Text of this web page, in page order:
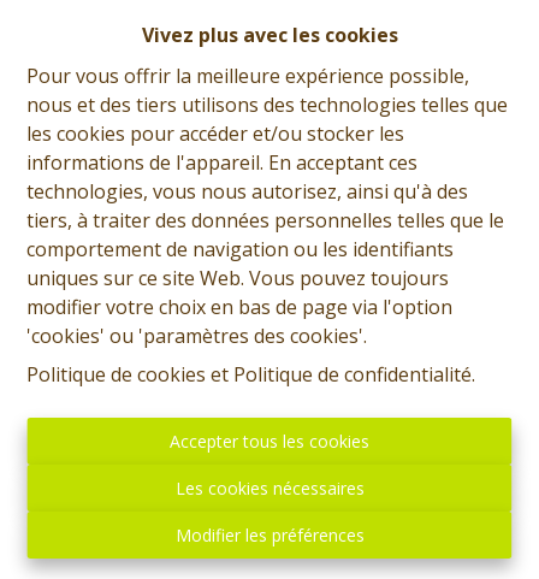
Vivez plus avec les cookies
Pour vous offrir la meilleure expérience possible,
nous et des tiers utilisons des technologies telles que
les cookies pour accéder et/ou stocker les
informations de l'appareil. En acceptant ces
technologies, vous nous autorisez, ainsi qu'à des
tiers, à traiter des données personnelles telles que le
comportement de navigation ou les identifiants
uniques sur ce site Web. Vous pouvez toujours
modifier votre choix en bas de page via l'option
'cookies' ou 'paramètres des cookies'.
Politique de cookies et Politique de confidentialité.
Accepter tous les cookies
Les cookies nécessaires
Modifier les préférences
Jean-Marie Haubourdin
Demande d'informations
+32 (0)65 31 96 96
193 m² 600 m²
1
SOUS OPTION - PLUS DE VISITE - Prix: Offre à partir de
160.000 euros, frais d'agence non inclus et à charge de
l'acquéreur. Maison de caractère à rénover et
comprenant: Sous-sol: Cave aménagée. Rez: Hall